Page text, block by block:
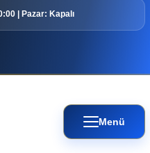
| Pazar: Kapalı
Menü